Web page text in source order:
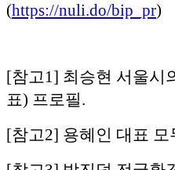
(https://nuli.do/bip_pr)
[참고1] 최승현 서울시
표) 프로필.
[참고2] 용혜인 대표 모